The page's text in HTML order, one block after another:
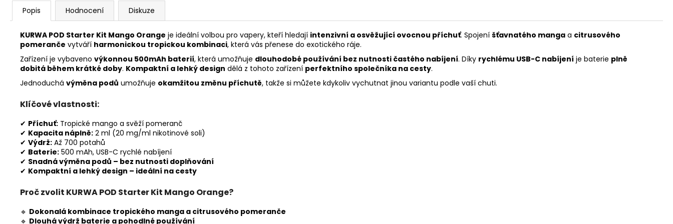
Popis Hodnocení Diskuze
KURWA POD Starter Kit Mango Orange je ideální volbou pro vapery, kteří hledají intenzivní a osvěžující ovocnou příchuť. Spojení šťavnatého manga a citrusového
pomeranče vytváří harmonickou tropickou kombinaci, která vás přenese do exotického ráje.
Zařízení je vybaveno výkonnou 500mAh baterií, která umožňuje dlouhodobé používání bez nutnosti častého nabíjení. Díky rychlému USB-C nabíjení je baterie plně
dobitá během krátké doby. Kompaktní a lehký design dělá z tohoto zařízení perfektního společníka na cesty.
Jednoduchá výměna podů umožňuje okamžitou změnu příchutě, takže si můžete kdykoliv vychutnat jinou variantu podle vaší chuti.
Klíčové vlastnosti:
✔ Příchuť: Tropické mango a svěží pomeranč
✔ Kapacita náplně: 2 ml (20 mg/ml nikotinové soli)
✔ Výdrž: Až 700 potahů
✔ Baterie: 500 mAh, USB-C rychlé nabíjení
✔ Snadná výměna podů – bez nutnosti doplňování
✔ Kompaktní a lehký design – ideální na cesty
Proč zvolit KURWA POD Starter Kit Mango Orange?
🔹 Dokonalá kombinace tropického manga a citrusového pomeranče
🔹 Dlouhá výdrž baterie a pohodlné používání